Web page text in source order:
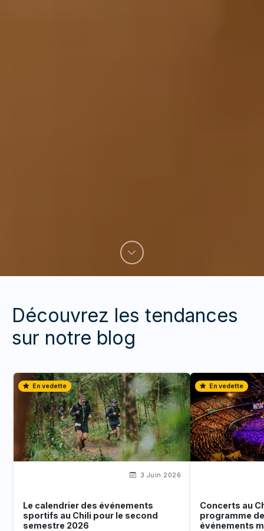
Découvrez les tendances
sur notre blog
En vedette
3 Juin 2026
Le calendrier des événements
sportifs au Chili pour le second
semestre 2026
En vedette
Concerts au
programme
événements